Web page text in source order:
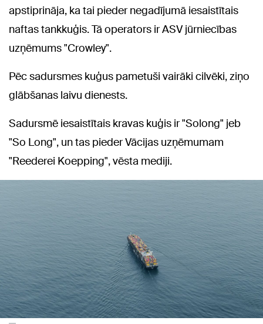
apstiprināja, ka tai pieder negadījumā iesaistītais
naftas tankkuģis. Tā operators ir ASV jūrniecības
uzņēmums "Crowley".
Pēc sadursmes kuģus pametuši vairāki cilvēki, ziņo
glābšanas laivu dienests.
Sadursmē iesaistītais kravas kuģis ir "Solong" jeb
"So Long", un tas pieder Vācijas uzņēmumam
"Reederei Koepping", vēsta mediji.